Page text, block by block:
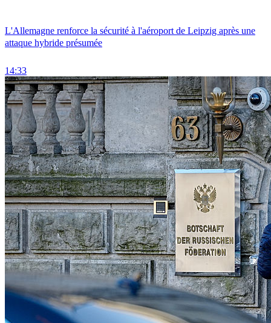
L'Allemagne renforce la sécurité à l'aéroport de Leipzig après une
attaque hybride présumée
14:33